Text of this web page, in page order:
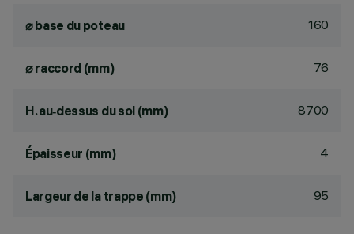
⌀ base du poteau 160
⌀ raccord (mm) 76
H. au‑dessus du sol (mm) 8700
Épaisseur (mm) 4
Largeur de la trappe (mm) 95